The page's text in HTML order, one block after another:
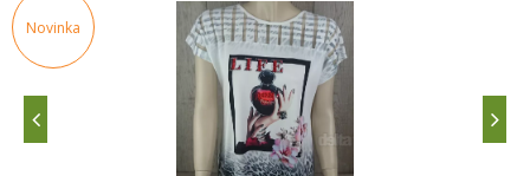
Novinka